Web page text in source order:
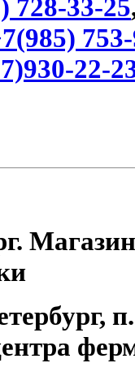
728-33-25
22-